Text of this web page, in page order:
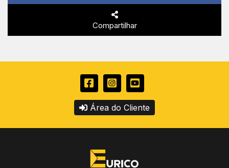
Compartilhar
Área do Cliente